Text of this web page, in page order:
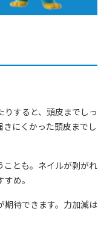
すると、頭皮までしっ
にくかった頭皮までし
ことも。ネイルが剥がれ
め。
期待できます。力加減は